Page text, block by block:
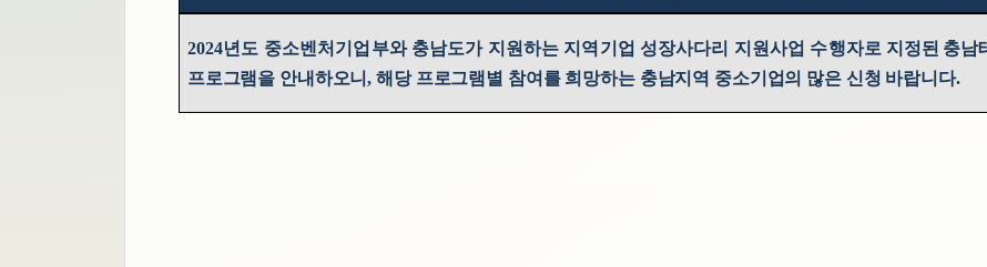
2024년도 중소벤처기업부와 충남도가 지원하는 지역기업 성장사다리 지원사업 수행자로 지정된 충남
프로그램을 안내하오니,해당 프로그램별 참여를 희망하는 충남지역 중소기업의 많은 신청 바랍니다.